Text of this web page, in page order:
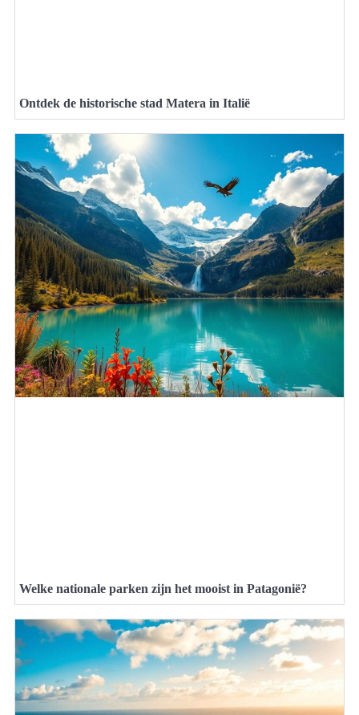
Ontdek de historische stad Matera in Italië
Welke nationale parken zijn het mooist in Patagonië?